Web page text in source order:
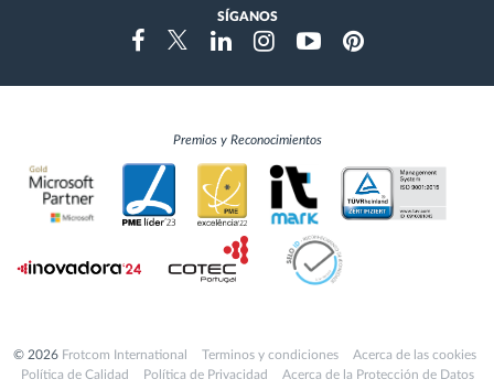
SÍGANOS
FacebookTwitterLinkedinInstragramYoutubePinterest
Premios y Reconocimientos
© 2026 Frotcom International Terminos y condiciones
Acerca de las cookies
Política de Calidad
Política de Privacidad Acerca de la Protección de Datos